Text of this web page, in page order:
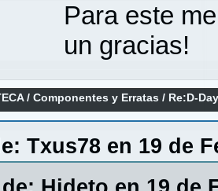
Para este
un gracias!
/Componentes y Erratas / Re:D-
Txus78 en 19 de